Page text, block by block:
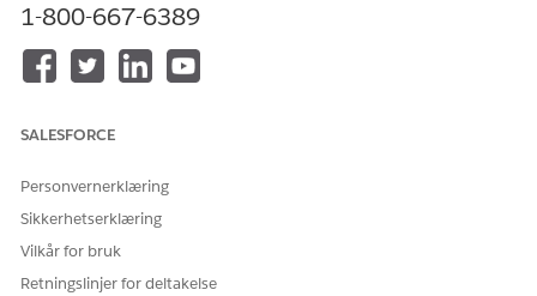
Cloud
Når en behandlingsleder bruker fullførte vurderinger til å
komponenter de kan legge til i denne behandlingsplanen.
intervensjoner. Anbefalingene som brukere ser, er basert på
hvordan du tilordner hvert vurderingsspørsmål og
svaralternativene deres til elementer i PGI-biblioteket
1-800-667-6389
SALESFORCE
Personvernerklæring
Sikkerhetserklæring
Vilkår for bruk
Retningslinjer for deltakelse